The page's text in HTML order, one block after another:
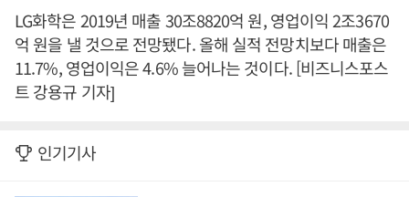
LG화학은 2019년 매출 30조8820억 원, 영업이익 2조3670
억 원을 낼 것으로 전망됐다. 올해 실적 전망치보다 매출은
11.7%, 영업이익은 4.6% 늘어나는 것이다. [비즈니스포스
트 강용규 기자]
인기기사